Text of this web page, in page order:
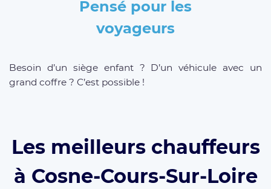
Pensé pour les
voyageurs
Besoin d’un siège enfant ? D’un véhicule avec un
grand coffre ? C’est possible !
Les meilleurs chauffeurs
à Cosne-Cours-Sur-Loire